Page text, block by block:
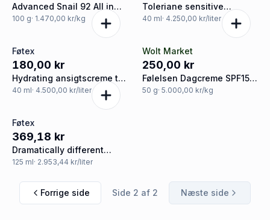
Advanced Snail 92 All in
one ansigtscreme m.
100 g· 1.470,00 kr/kg
Toleriane sensitive
natcreme
40 ml· 4.250,00 kr/liter
Føtex
180,00 kr
Hydrating ansigtscreme tør
sensitiv hud
40 ml· 4.500,00 kr/liter
Wolt Market
250,00 kr
Følelsen Dagcreme SPF15,
Zensi by Oliver Kesi
50 g· 5.000,00 kr/kg
Føtex
369,18 kr
Dramatically different
moisturizing lotion+
125 ml· 2.953,44 kr/liter
Forrige side Side 2 af 2 Næste side